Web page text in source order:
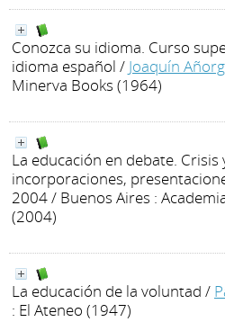
Conozca su idioma. Curso
idioma español / Joaquín
Minerva Books (1964)
La educación en debate. Crisis
incorporaciones,
2004/ Buenos Aires :
(2004)
La educación de la voluntad /
: El Ateneo (1947)